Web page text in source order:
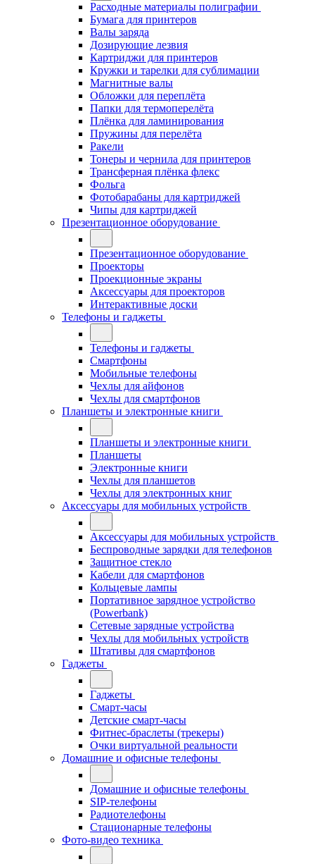
Расходные материалы полиграфии
Бумага для принтеров
Валы заряда
Дозирующие лезвия
Картриджи для принтеров
Кружки и тарелки для сублимации
Магнитные валы
Обложки для переплёта
Папки для термоперелёта
Плёнка для ламинирования
Пружины для перелёта
Ракели
Тонеры и чернила для принтеров
Трансферная плёнка флекс
Фольга
Фотобарабаны для картриджей
Чипы для картриджей
Презентационное оборудование
Презентационное оборудование
Проекторы
Проекционные экраны
Аксессуары для проекторов
Интерактивные доски
Телефоны и гаджеты
Телефоны и гаджеты
Смартфоны
Мобильные телефоны
Чехлы для айфонов
Чехлы для смартфонов
Планшеты и электронные книги
Планшеты и электронные книги
Планшеты
Электронные книги
Чехлы для планшетов
Чехлы для электронных книг
Аксессуары для мобильных устройств
Аксессуары для мобильных устройств
Беспроводные зарядки для телефонов
Защитное стекло
Кабели для смартфонов
Кольцевые лампы
Портативное зарядное устройство
(Powerbank)
Сетевые зарядные устройства
Чехлы для мобильных устройств
Штативы для смартфонов
Гаджеты
Гаджеты
Смарт-часы
Детские смарт-часы
Фитнес-браслеты (трекеры)
Очки виртуальной реальности
Домашние и офисные телефоны
Домашние и офисные телефоны
SIP-телефоны
Радиотелефоны
Стационарные телефоны
Фото-видео техника